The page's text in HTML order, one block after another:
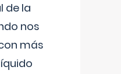
de la
nos
más